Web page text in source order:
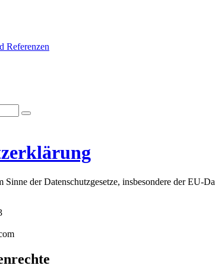
Referenzen
Sinne der Datenschutzgesetze, insbesondere der EU-